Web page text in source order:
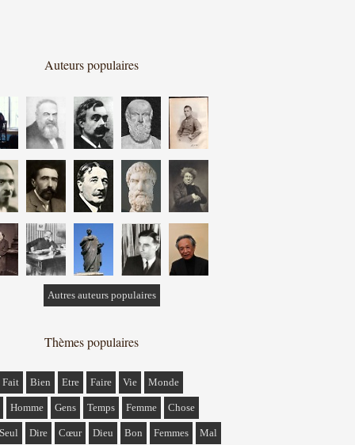
Auteurs populaires
Autres auteurs populaires
Thèmes populaires
Fait Bien Etre Faire Vie Monde
Homme Gens Temps Femme Chose
Seul Dire Cœur Dieu Bon Femmes Mal